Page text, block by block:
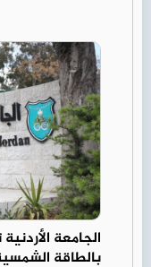
الجامعة
بالطاقة